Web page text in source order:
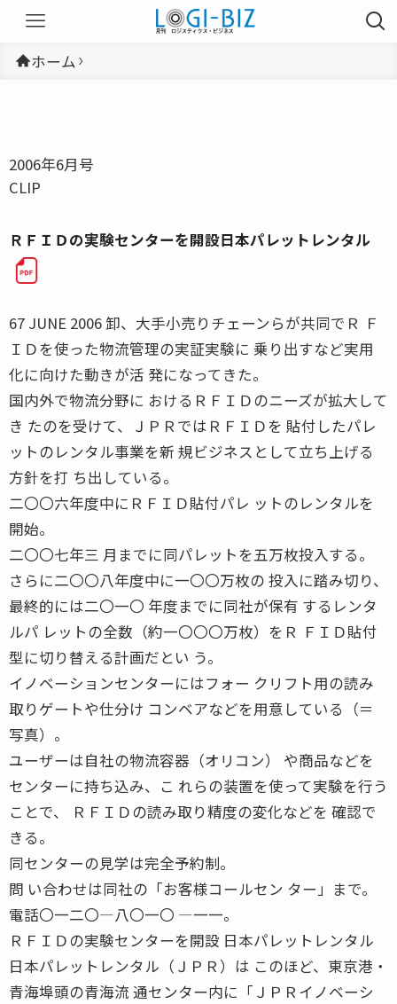
ホーム
2006年6月号
CLIP
ＲＦＩＤの実験センターを開設日本パレットレンタル
67 JUNE 2006 卸、大手小売りチェーンらが共同でＲ Ｆ
ＩＤを使った物流管理の実証実験に 乗り出すなど実用
化に向けた動きが活 発になってきた。
国内外で物流分野に おけるＲＦＩＤのニーズが拡大して
き たのを受けて、ＪＰＲではＲＦＩＤを 貼付したパレ
ットのレンタル事業を新 規ビジネスとして立ち上げる
方針を打 ち出している。
二〇〇六年度中にＲＦＩＤ貼付パレ ットのレンタルを
開始。
二〇〇七年三 月までに同パレットを五万枚投入する。
さらに二〇〇八年度中に一〇〇万枚の 投入に踏み切り、
最終的には二〇一〇 年度までに同社が保有 するレンタ
ルパ レットの全数（約一〇〇〇万枚）をＲ ＦＩＤ貼付
型に切り替える計画だとい う。
イノベーションセンターにはフォー クリフト用の読み
取りゲートや仕分け コンベアなどを用意している（＝
写真）。
ユーザーは自社の物流容器（オリコン） や商品などを
センターに持ち込み、こ れらの装置を使って実験を行う
ことで、 ＲＦＩＤの読み取り精度の変化などを 確認で
きる。
同センターの見学は完全予約制。
問 い合わせは同社の「お客様コールセン ター」まで。
電話〇一二〇―八〇一〇 ―一一。
ＲＦＩＤの実験センターを開設 日本パレットレンタル
日本パレットレンタル（ＪＰＲ）は このほど、東京港・
青海埠頭の青海流 通センター内に「ＪＰＲイノベーシ